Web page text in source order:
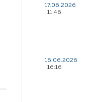
17.06.2026
11:46
16.06.2026
16:16